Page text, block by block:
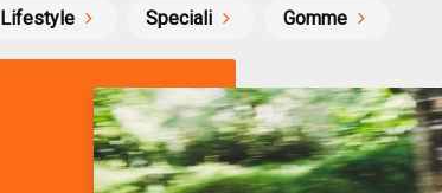
Lifestyle Speciali Gomme